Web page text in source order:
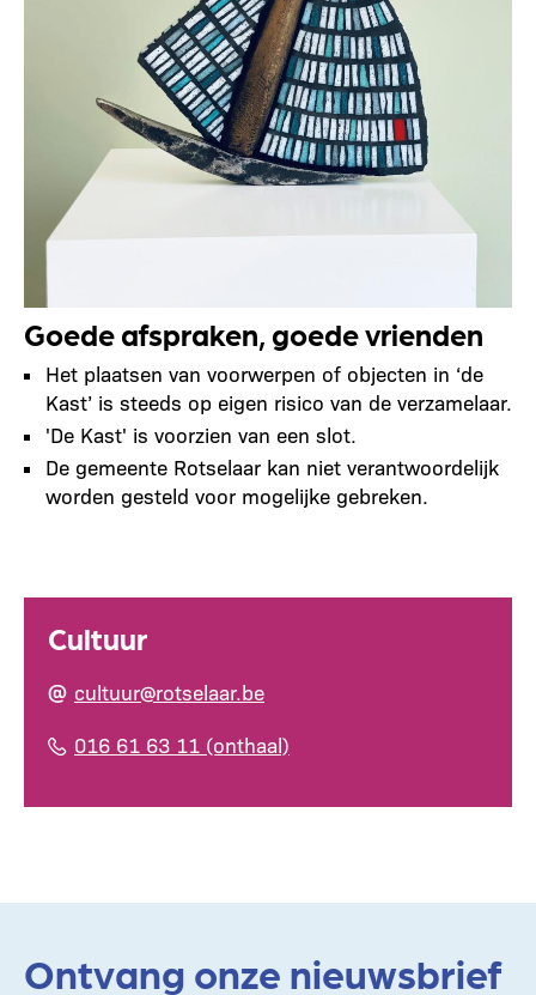
Cultuur
cultuur@rotselaar.be
016 61 63 11 (onthaal)
Goede afspraken, goede vrienden
Het plaatsen van voorwerpen of objecten in ‘de
Kast’ is steeds op eigen risico van de verzamelaar.
'De Kast' is voorzien van een slot.
De gemeente Rotselaar kan niet verantwoordelijk
worden gesteld voor mogelijke gebreken.
Ontvang onze nieuwsbrief